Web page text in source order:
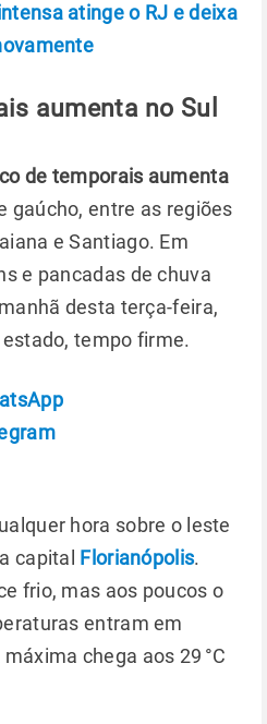
atinge o RJ e deixa
aumenta no Sul
de temporais aumenta
gaúcho, entre as regiões
e Santiago. Em
e pancadas de chuva
desta terça-feira,
tempo firme.
hora sobre o leste
capital Florianópolis.
frio, mas aos poucos o
entram em
chega aos 29 °C